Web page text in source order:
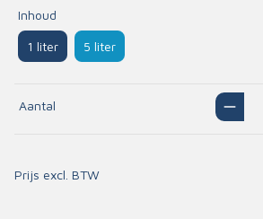
Inhoud
1 liter 5 liter
Aantal
Prijs excl. BTW